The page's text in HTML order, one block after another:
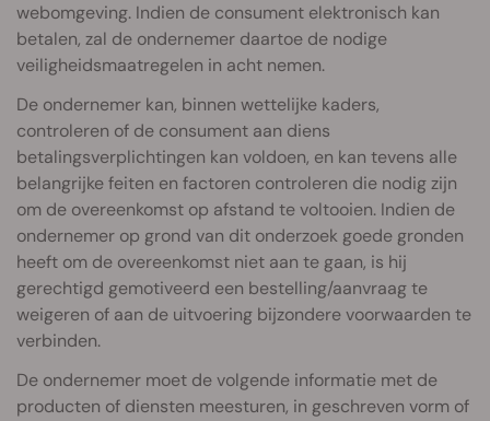
webomgeving. Indien de consument elektronisch kan
betalen, zal de ondernemer daartoe de nodige
veiligheidsmaatregelen in acht nemen.
De ondernemer kan, binnen wettelijke kaders,
controleren of de consument aan diens
betalingsverplichtingen kan voldoen, en kan tevens alle
belangrijke feiten en factoren controleren die nodig zijn
om de overeenkomst op afstand te voltooien. Indien de
ondernemer op grond van dit onderzoek goede gronden
heeft om de overeenkomst niet aan te gaan, is hij
gerechtigd gemotiveerd een bestelling/aanvraag te
weigeren of aan de uitvoering bijzondere voorwaarden te
verbinden.
De ondernemer moet de volgende informatie met de
producten of diensten meesturen, in geschreven vorm of